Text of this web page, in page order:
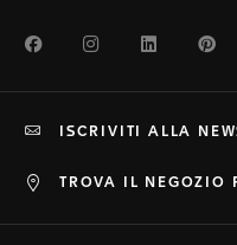
FacebookInstagramLinkedIn
TROVA IL NEGOZIO
ISCRIVITI ALLA